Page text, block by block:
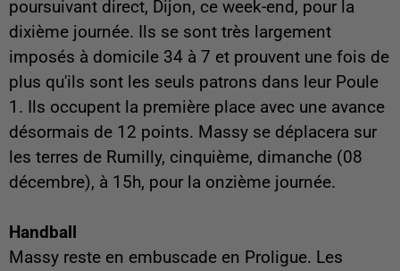
poursuivant direct, Dijon, ce week-end, pour la
dixième journée. Ils se sont très largement
imposés à domicile 34 à 7 et prouvent une fois de
plus qu'ils sont les seuls patrons dans leur Poule
1. Ils occupent la première place avec une avance
désormais de 12 points. Massy se déplacera sur
les terres de Rumilly, cinquième, dimanche (08
décembre), à 15h, pour la onzième journée.
Handball
Massy reste en embuscade en Proligue. Les